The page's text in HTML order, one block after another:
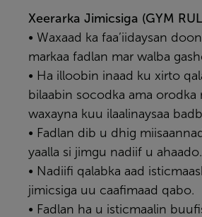
Xeerarka Jimicsiga (GYM
• Waxaad ka faa’iidaysan
markaa fadlan mar walba
• Ha illoobin inaad ku xirto
bilaabin socodka ama orodka
waxayna kuu ilaalinaysaa
• Fadlan dib u dhig
yaalla si jimgu nadiif u ahaado.
• Nadiifi qalabka aad
jimicsiga uu caafimaad qabo.
• Fadlan ha u isticmaalin